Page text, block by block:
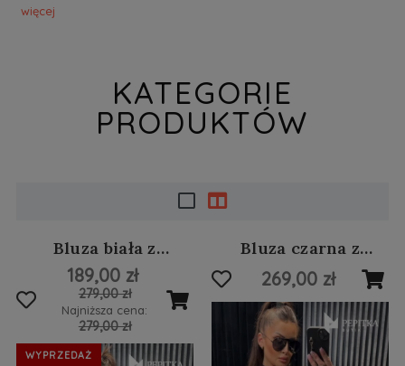
więcej
KATEGORIE
PRODUKTÓW
Bluza biała z
poszarpaniami #52
189,00 zł
279,00 zł
Najniższa cena:
279,00 zł
WYPRZEDAŻ
Bluza czarna z
białymi elementami i
łańcuszkiem #41
269,00 zł